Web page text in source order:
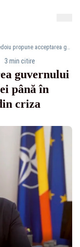
Predoiu propune acceptarea guvernului Veștea și refacerea Coaliției până în iunie 2027 pentru ieșirea din criza politică
3 min citire
guvernului
până în
criza